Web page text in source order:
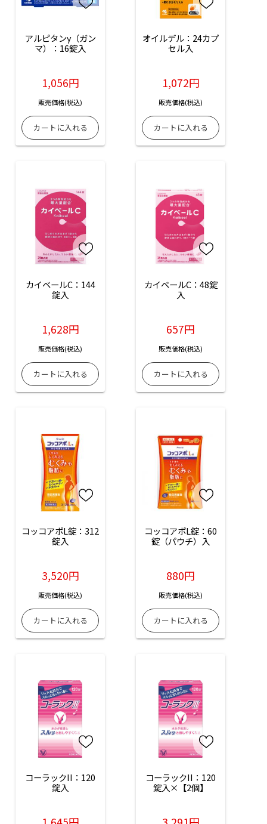
アルピタンγ（ガン
マ）：16錠入
1,056円
販売価格(税込)
オイルデル：24カプ
セル入
1,072円
販売価格(税込)
カイベールC：144
錠入
1,628円
販売価格(税込)
カイベールC：48錠
入
657円
販売価格(税込)
コッコアポL錠：312
錠入
3,520円
販売価格(税込)
コッコアポL錠：60
錠（パウチ）入
880円
販売価格(税込)
コーラックII：120
錠入
コーラックII：120
錠入×【2個】